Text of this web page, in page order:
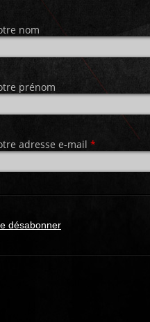
nom
prénom
adresse e-mail *
désabonner